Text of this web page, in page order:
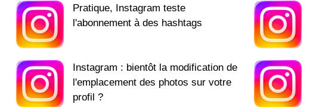
Pratique, Instagram teste
l'abonnement à des hashtags
Instagram : bientôt la modification de
l'emplacement des photos sur votre
profil ?